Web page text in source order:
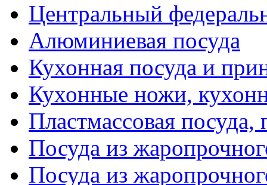
Центральный
Алюминиевая посуда
Кухонная посуда и
Кухонные ножи,
Пластмассовая
Посуда из
Посуда из